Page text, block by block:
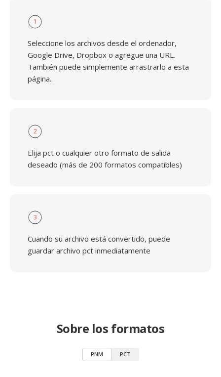
1
Seleccione los archivos desde el ordenador,
Google Drive, Dropbox o agregue una URL.
También puede simplemente arrastrarlo a esta
página..
2
Elija pct o cualquier otro formato de salida
deseado (más de 200 formatos compatibles)
3
Cuando su archivo está convertido, puede
guardar archivo pct inmediatamente
Sobre los formatos
PNM PCT